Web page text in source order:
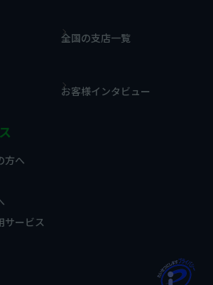
全国の支店一覧
お客様インタビュー
方へ
サービス